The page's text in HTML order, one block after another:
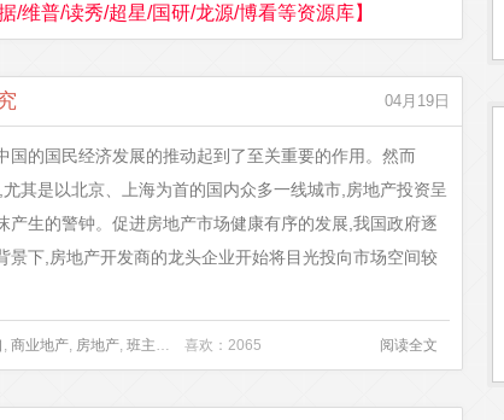
/维普/读秀/超星/国研/龙源/博看等资源库】
04月19日
的国民经济发展的推动起到了至关重要的作用。然而
其是以北京、上海为首的国内众多一线城市,房地产投资呈
生的警钟。促进房地产市场健康有序的发展,我国政府逐
下,房地产开发商的龙头企业开始将目光投向市场空间较
, 商业地产, 房地产, 班主任德育论文题目 , ,薪酬管理论文
喜欢：2065 阅读全文